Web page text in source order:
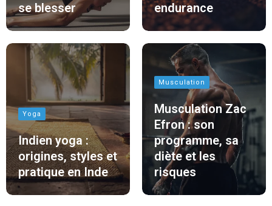
se blesser
endurance
Yoga
Indien yoga :
origines, styles et
pratique en Inde
Musculation
Musculation Zac
Efron : son
programme, sa
diète et les
risques